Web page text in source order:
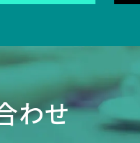
わせ